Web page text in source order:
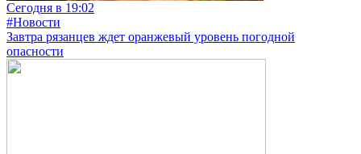
Сегодня в 19:02
#Новости
Завтра рязанцев ждет оранжевый уровень погодной
опасности